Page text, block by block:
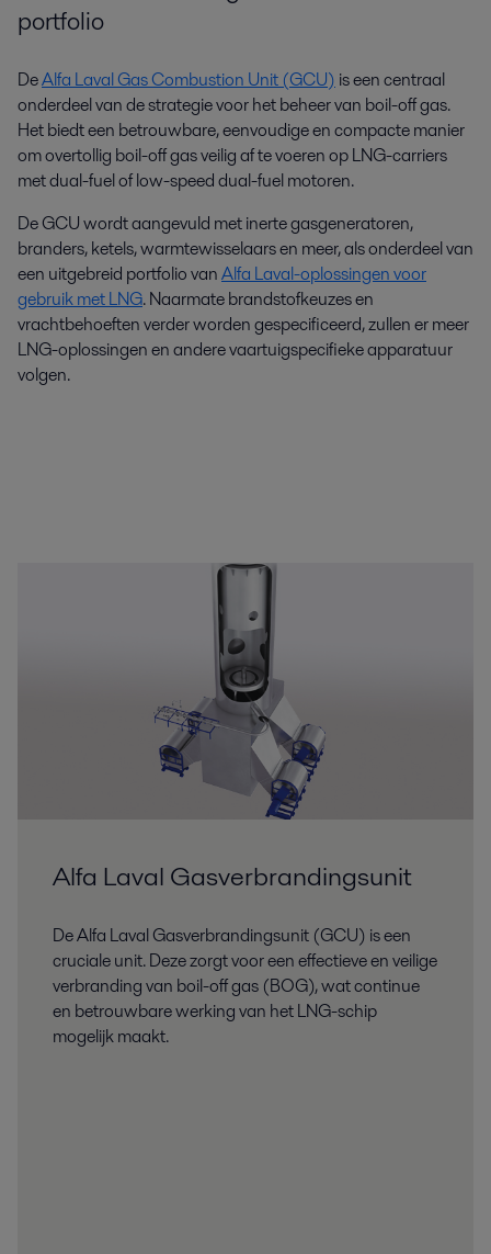
portfolio
DeAlfa Laval Gas Combustion Unit (GCU) is een centraal
onderdeel van de strategie voor het beheer van boil-off gas.
Het biedt een betrouwbare, eenvoudige en compacte manier
om overtollig boil-off gas veilig af te voeren op LNG-carriers
met dual-fuel of low-speed dual-fuel motoren.
De GCU wordt aangevuld met inerte gasgeneratoren,
branders, ketels, warmtewisselaars en meer, als onderdeel van
een uitgebreid portfolio vanAlfa Laval-oplossingen voor
gebruik met LNG. Naarmate brandstofkeuzes en
vrachtbehoeften verder worden gespecificeerd, zullen er meer
LNG-oplossingen en andere vaartuigspecifieke apparatuur
volgen.
Alfa Laval Gasverbrandingsunit
De Alfa Laval Gasverbrandingsunit (GCU) is een
cruciale unit. Deze zorgt voor een effectieve en veilige
verbranding van boil-off gas (BOG), wat continue
en betrouwbare werking van het LNG-schip
mogelijk maakt.